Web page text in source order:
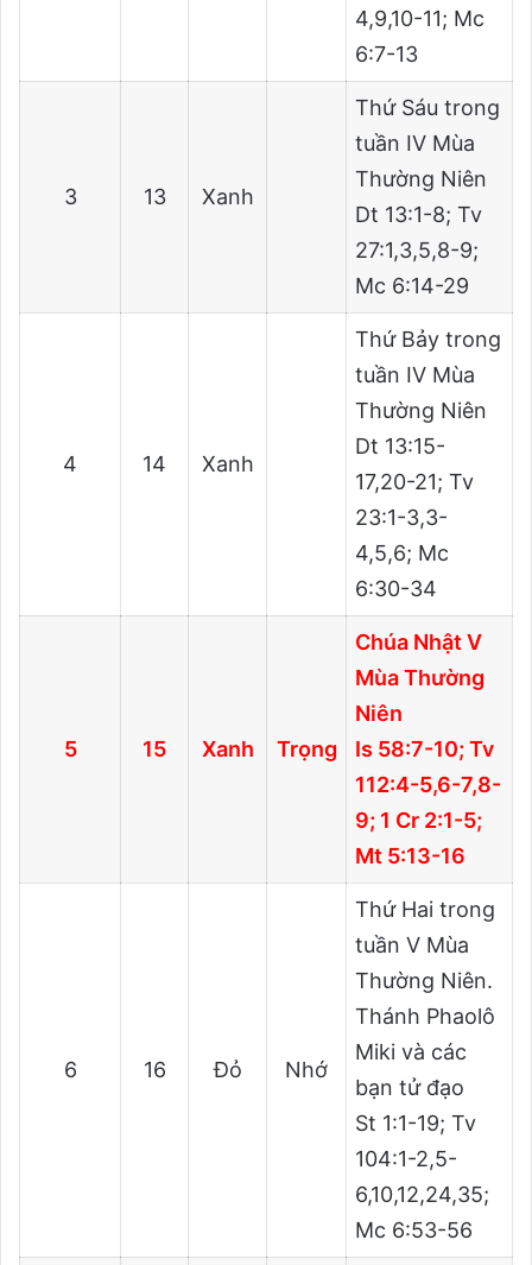
4,9,10-11; Mc
6:7-13
3 13 Xanh
Thứ Sáu trong
tuần IV Mùa
Thường Niên
Dt 13:1-8; Tv
27:1,3,5,8-9;
Mc 6:14-29
4 14 Xanh
Thứ Bảy trong
tuần IV Mùa
Thường Niên
Dt 13:15-
17,20-21; Tv
23:1-3,3-
4,5,6; Mc
6:30-34
5 15 Xanh Trọng
Chúa Nhật V
Mùa Thường
Niên
Is 58:7-10; Tv
112:4-5,6-7,8-
9; 1 Cr 2:1-5;
Mt 5:13-16
6 16 Đỏ Nhớ
Thứ Hai trong
tuần V Mùa
Thường Niên.
Thánh Phaolô
Miki và các
bạn tử đạo
St 1:1-19; Tv
104:1-2,5-
6,10,12,24,35;
Mc 6:53-56